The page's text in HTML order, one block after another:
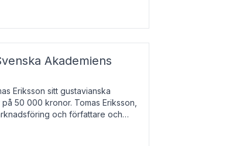
Akademiens
Eriksson sitt gustavianska
50 000 kronor. Tomas Eriksson,
och författare och